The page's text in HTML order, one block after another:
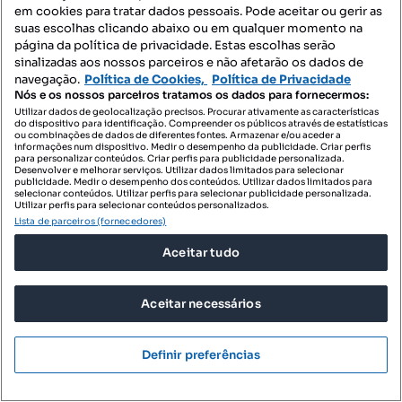
741 000 €5292,86 €/m²
T4 com varanda e garagem - Ipanema Residence
Serralves, Lordelo do Ouro e Massarelos, Porto, Porto
em cookies para tratar dados pessoais. Pode aceitar ou gerir as
suas escolhas clicando abaixo ou em qualquer momento na
página da política de privacidade. Estas escolhas serão
sinalizadas aos nossos parceiros e não afetarão os dados de
navegação. Política de Cookies, Política de Privacidade
Nós e os nossos parceiros tratamos os dados para fornecermos:
Utilizar dados de geolocalização precisos. Procurar ativamente as características
do dispositivo para identificação. Compreender os públicos através de estatísticas
ou combinações de dados de diferentes fontes. Armazenar e/ou aceder a
informações num dispositivo. Medir o desempenho da publicidade. Criar perfis
para personalizar conteúdos. Criar perfis para publicidade personalizada.
Desenvolver e melhorar serviços. Utilizar dados limitados para selecionar
publicidade. Medir o desempenho dos conteúdos. Utilizar dados limitados para
selecionar conteúdos. Utilizar perfis para selecionar publicidade personalizada.
Utilizar perfis para selecionar conteúdos personalizados.
Lista de parceiros (fornecedores)
Aceitar tudo
Aceitar necessários
Definir preferências